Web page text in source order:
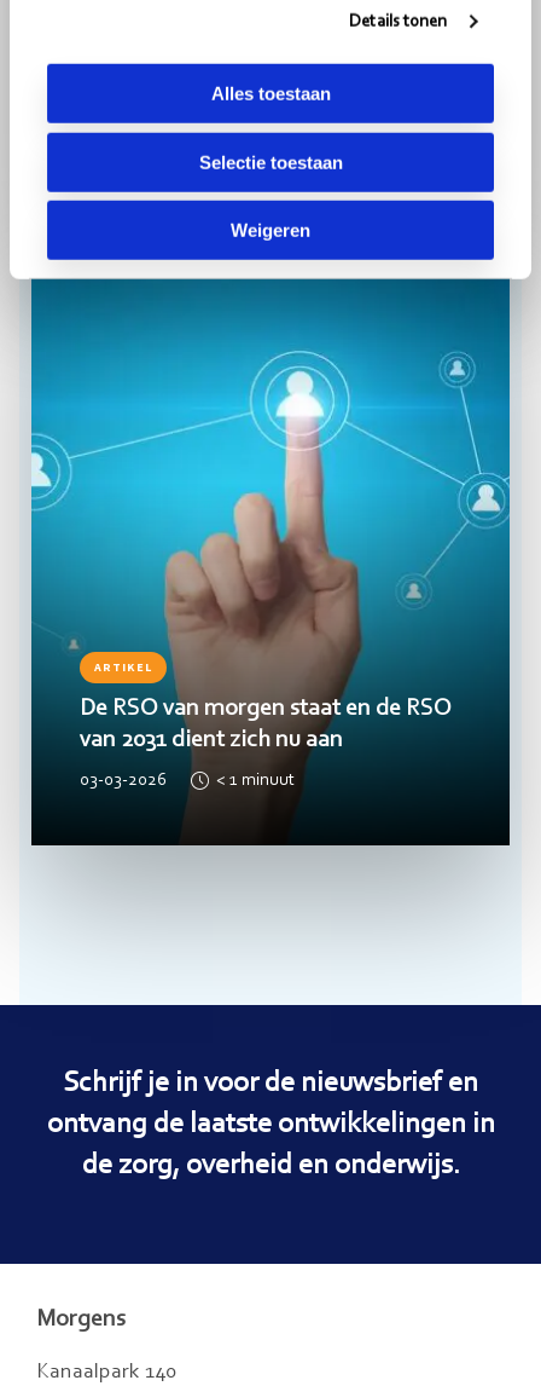
Details tonen
Alles toestaan
Selectie toestaan
Weigeren
onbenut potentieel?
ARTIKEL
De RSO van morgen staat en de RSO
van 2031 dient zich nu aan
03-03-2026 < 1 minuut
meer
Schrijf je in voor de nieuwsbrief en
ontvang de laatste ontwikkelingen in
de zorg, overheid en onderwijs.
Morgens
Kanaalpark 140